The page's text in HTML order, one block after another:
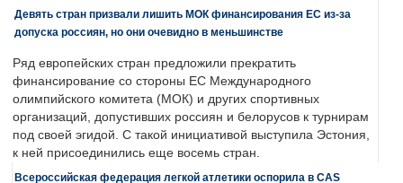
Девять стран призвали лишить МОК финансирования ЕС из-за
допуска россиян, но они очевидно в меньшинстве
Ряд европейских стран предложили прекратить
финансирование со стороны ЕС Международного
олимпийского комитета (МОК) и других спортивных
организаций, допустивших россиян и белорусов к турнирам
под своей эгидой. С такой инициативой выступила Эстония,
к ней присоединились еще восемь стран.
Всероссийская федерация легкой атлетики оспорила в CAS